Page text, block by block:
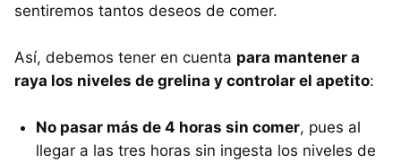
sentiremos tantos deseos de comer.
Así, debemos tener en cuenta para mantener a
raya los niveles de grelina y controlar el apetito:
No pasar más de 4 horas sin comer, pues al
llegar a las tres horas sin ingesta los niveles de